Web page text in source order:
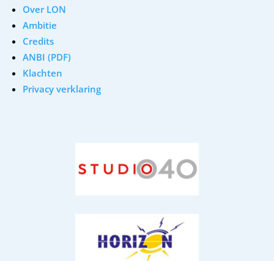
Over LON
Ambitie
Credits
ANBI (PDF)
Klachten
Privacy verklaring